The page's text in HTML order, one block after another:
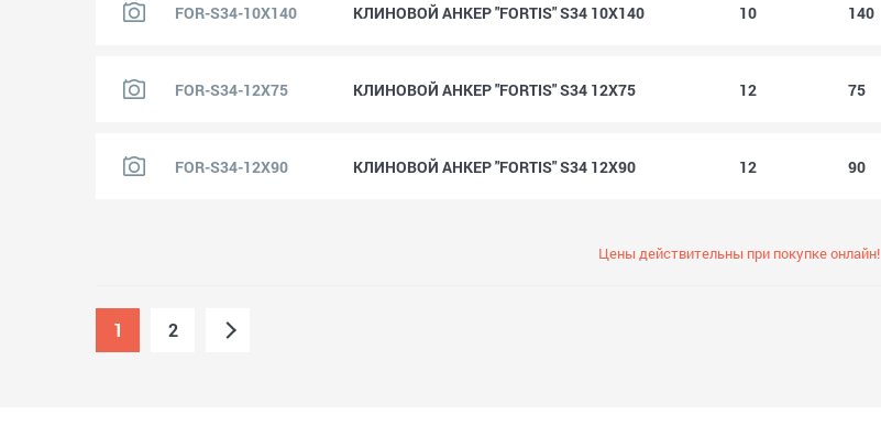
FOR-S34-10X140 КЛИНОВОЙ АНКЕР "FORTIS" S34 10X140 10 140
FOR-S34-12X75 КЛИНОВОЙ АНКЕР "FORTIS" S34 12X75 12 75
FOR-S34-12X90 КЛИНОВОЙ АНКЕР "FORTIS" S34 12X90 12 90
Цены действительны при покупке онлайн!
1 2